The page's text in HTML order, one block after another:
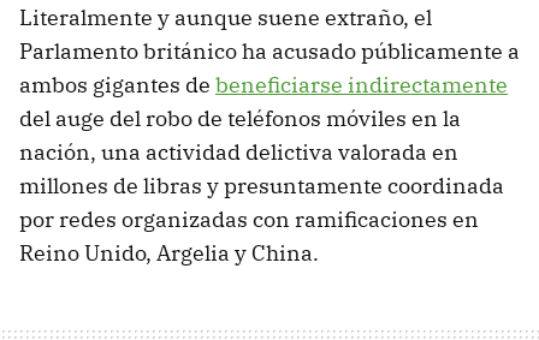
Literalmente y aunque suene extraño, el
Parlamento británico ha acusado públicamente a
ambos gigantes de beneficiarse indirectamente
del auge del robo de teléfonos móviles en la
nación, una actividad delictiva valorada en
millones de libras y presuntamente coordinada
por redes organizadas con ramificaciones en
Reino Unido, Argelia y China.